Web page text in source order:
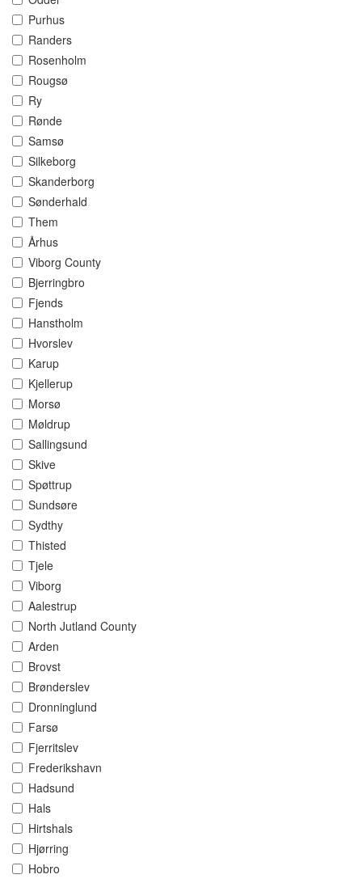
Purhus
Randers
Rosenholm
Rougsø
Ry
Rønde
Samsø
Silkeborg
Skanderborg
Sønderhald
Them
Århus
Viborg County
Bjerringbro
Fjends
Hanstholm
Hvorslev
Karup
Kjellerup
Morsø
Møldrup
Sallingsund
Skive
Spøttrup
Sundsøre
Sydthy
Thisted
Tjele
Viborg
Aalestrup
North Jutland County
Arden
Brovst
Brønderslev
Dronninglund
Farsø
Fjerritslev
Frederikshavn
Hadsund
Hals
Hirtshals
Hjørring
Hobro